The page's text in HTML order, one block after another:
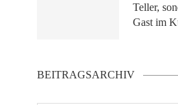
Teller,
Gast im
BEITRAGSARCHIV